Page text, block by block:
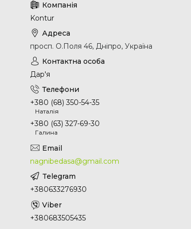
Kontur
просп. О.Поля 46, Дніпро, Україна
Дар'я
+380 (68) 350-54-35
Наталія
+380 (63) 327-69-30
Галина
nagnibedasa@gmail.com
+380633276930
+380683505435